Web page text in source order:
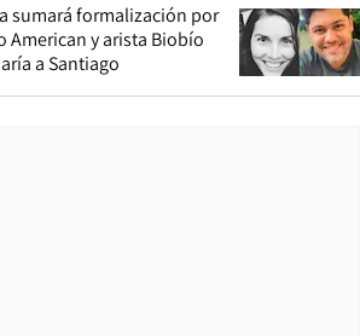
sumará formalización por
American y arista Biobío
a Santiago